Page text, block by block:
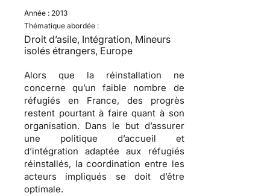
Année : 2013
Thématique abordée :
Droit d’asile, Intégration, Mineurs
isolés étrangers, Europe
Alors que la réinstallation ne
concerne qu’un faible nombre de
réfugiés en France, des progrès
restent pourtant à faire quant à son
organisation. Dans le but d’assurer
une politique d’accueil et
d’intégration adaptée aux réfugiés
réinstallés, la coordination entre les
acteurs impliqués se doit d’être
optimale.